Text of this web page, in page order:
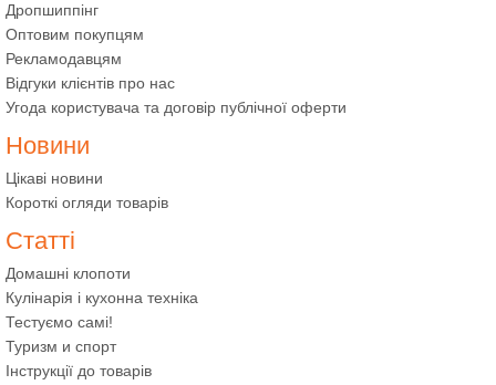
Дропшиппінг
Оптовим покупцям
Рекламодавцям
Відгуки клієнтів про нас
Угода користувача та договір публічної оферти
Новини
Цікаві новини
Короткі огляди товарів
Статті
Домашні клопоти
Кулінарія і кухонна техніка
Тестуємо самі!
Туризм и спорт
Інструкції до товарів